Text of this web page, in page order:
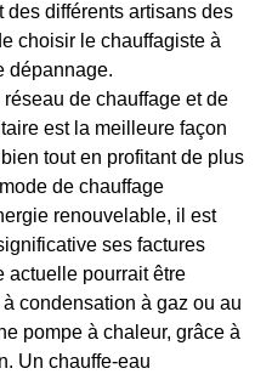
des différents artisans des
choisir le chauffagiste à
dépannage.
réseau de chauffage et de
est la meilleure façon
tout en profitant de plus
de chauffage
renouvelable, il est
ses factures
actuelle pourrait être
condensation à gaz ou au
pompe à chaleur, grâce à
Un chauffe-eau